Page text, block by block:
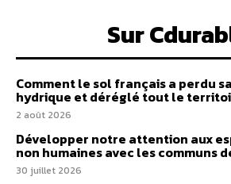
Sur
Comment le sol français a perdu
hydrique et déréglé tout le
2 août 2026
Développer notre attention aux
non humaines avec les communs
30 juillet 2026